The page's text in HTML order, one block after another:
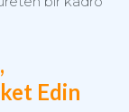
Edin